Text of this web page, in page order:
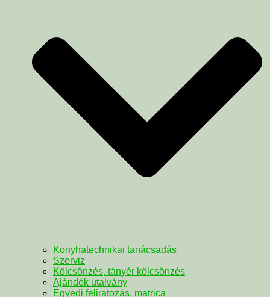
Konyhatechnikai tanácsadás
Szerviz
Kölcsönzés, tányér kölcsönzés
Ajándék utalvány
Egyedi feliratozás, matrica